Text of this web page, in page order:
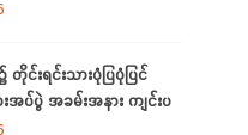
ဆန်းစစ်စီမံခြင်း
တိုင်းရင်းသားပုံပြပုံပြင်
းအပ်ပွဲ အခမ်းအနား ကျင်းပ